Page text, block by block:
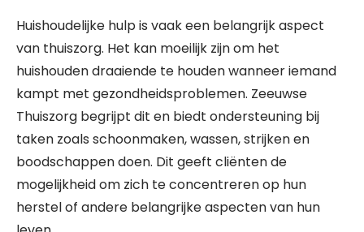
Huishoudelijke hulp is vaak een belangrijk aspect
van thuiszorg. Het kan moeilijk zijn om het
huishouden draaiende te houden wanneer iemand
kampt met gezondheidsproblemen. Zeeuwse
Thuiszorg begrijpt dit en biedt ondersteuning bij
taken zoals schoonmaken, wassen, strijken en
boodschappen doen. Dit geeft cliënten de
mogelijkheid om zich te concentreren op hun
herstel of andere belangrijke aspecten van hun